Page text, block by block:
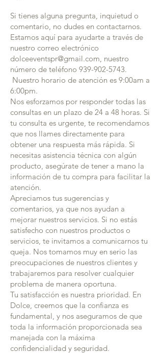
Si tienes alguna pregunta, inquietud o
comentario, no dudes en contactarnos.
Estamos aquí para ayudarte a través de
nuestro correo electrónico
dolceeventspr@gmail.com, nuestro
número de teléfono 939-902-5743.
Nuestro horario de atención es 9:00am a
6:00pm.
Nos esforzamos por responder todas las
consultas en un plazo de 24 a 48 horas. Si
tu consulta es urgente, te recomendamos
que nos llames directamente para
obtener una respuesta más rápida. Si
necesitas asistencia técnica con algún
producto, asegúrate de tener a mano la
información de tu compra para facilitar la
atención.
Apreciamos tus sugerencias y
comentarios, ya que nos ayudan a
mejorar nuestros servicios. Si no estás
satisfecho con nuestros productos o
servicios, te invitamos a comunicarnos tu
queja. Nos tomamos muy en serio las
preocupaciones de nuestros clientes y
trabajaremos para resolver cualquier
problema de manera oportuna.
Tu satisfacción es nuestra prioridad. En
Dolce, creemos que la confianza es
fundamental, y nos aseguramos de que
toda la información proporcionada sea
manejada con la máxima
confidencialidad y seguridad.